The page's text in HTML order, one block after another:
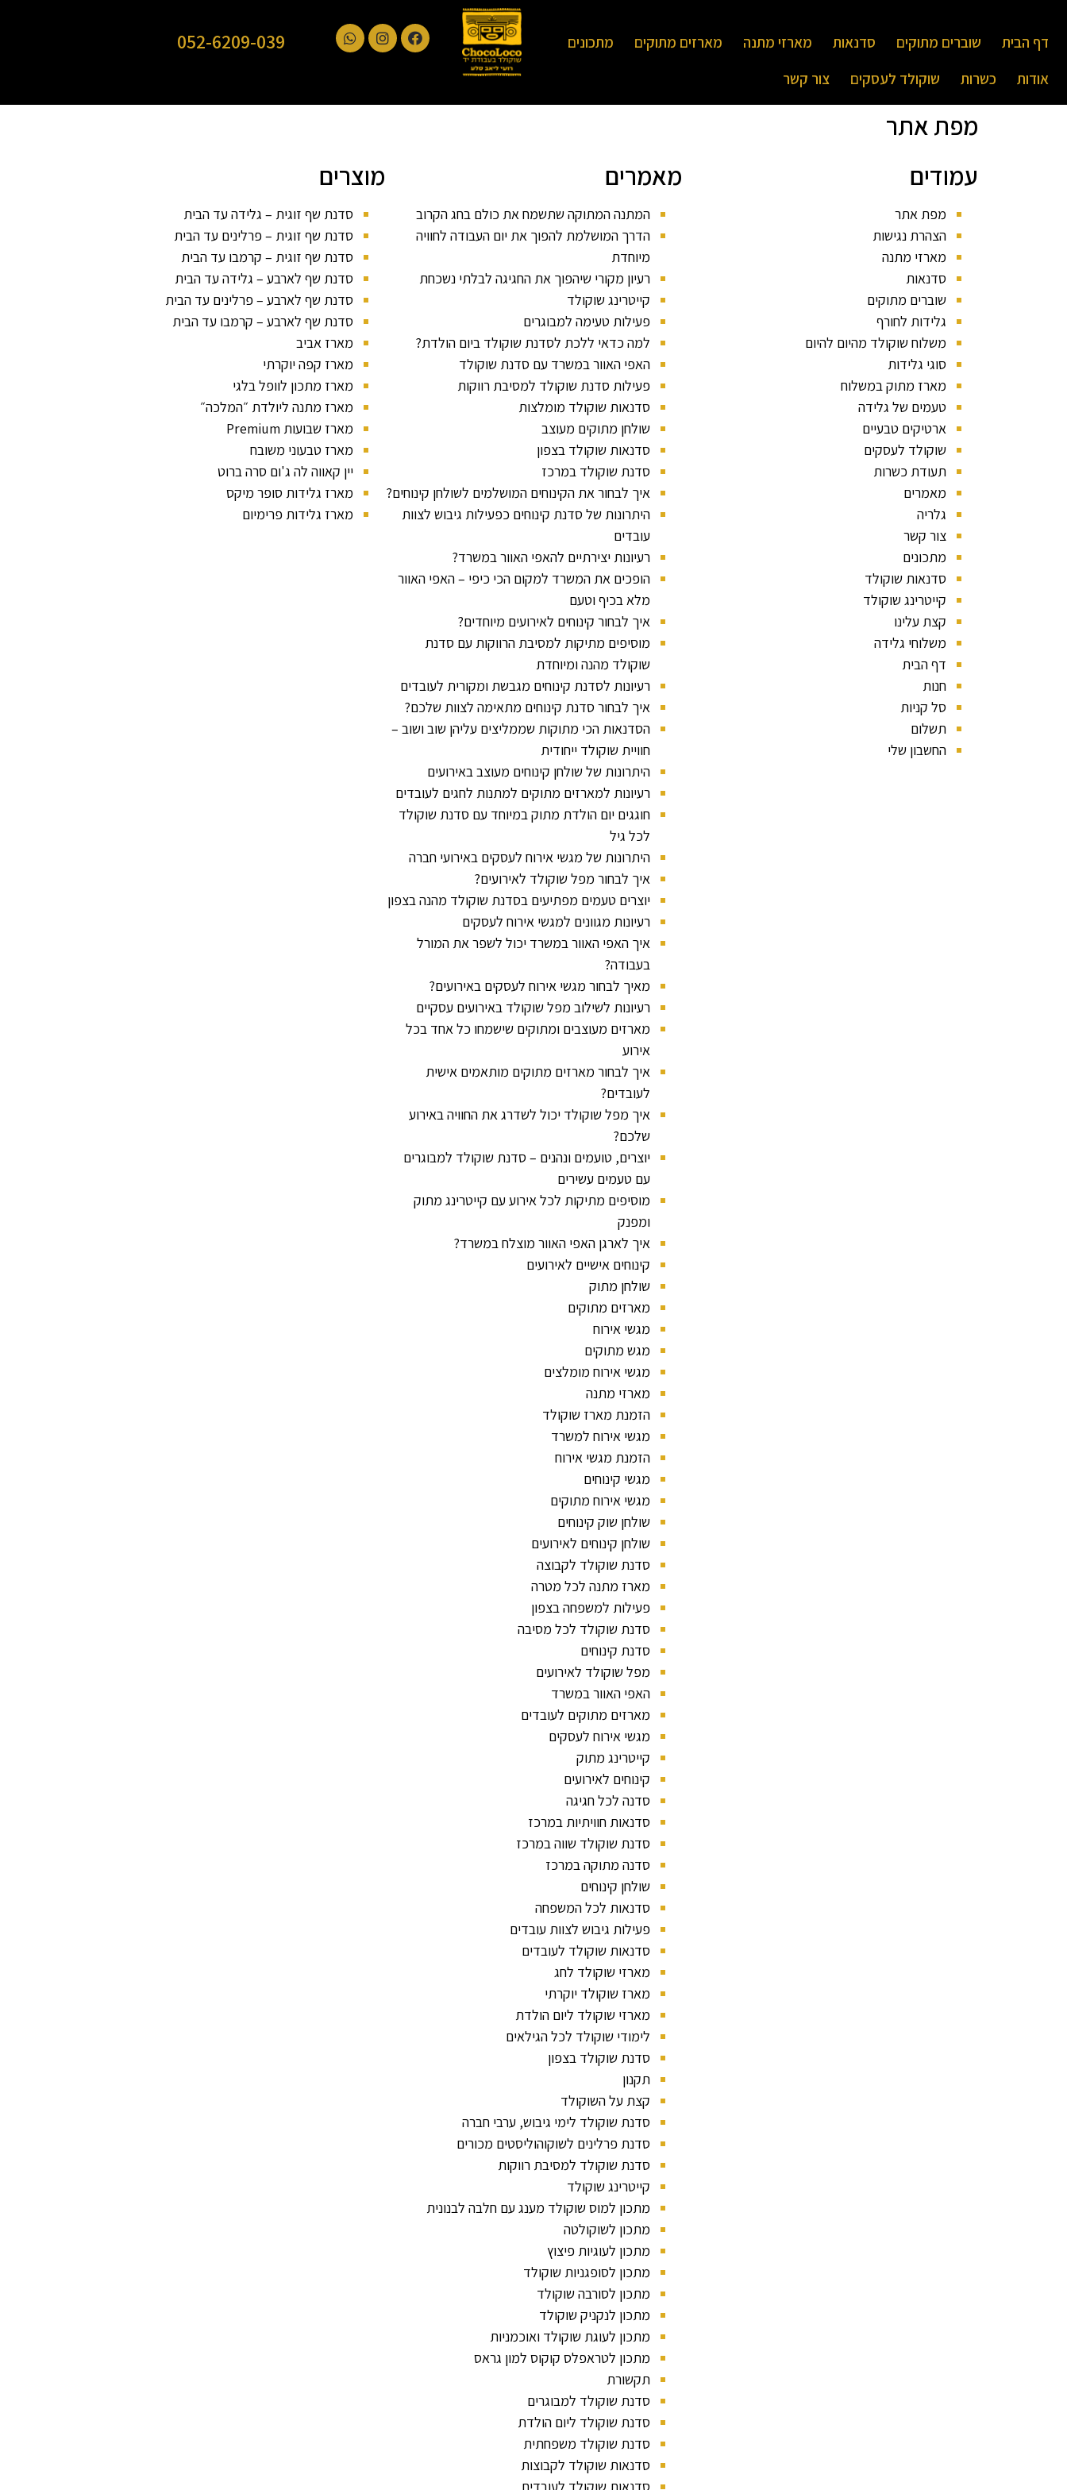
דף הבית שוברים מתוקים סדנאות מארזי מתנה מארזים מתוקים
מתכונים
אודות
כשרות שוקולד לעסקים צור קשר
052-6209-039
מפת אתר
עמודים
מפת אתר
הצהרת נגישות
מארזי מתנה
סדנאות
שוברים מתוקים
גלידות לחורף
משלוח שוקולד מהיום להיום
סוגי גלידות
מארז מתוק במשלוח
טעמים של גלידה
ארטיקים טבעיים
שוקולד לעסקים
תעודת כשרות
מאמרים
גלריה
צור קשר
מתכונים
סדנאות שוקולד
קייטרינג שוקולד
קצת עלינו
משלוחי גלידה
דף הבית
חנות
סל קניות
תשלום
החשבון שלי
מאמרים
המתנה המתוקה שתשמח את כולם בחג הקרוב
הדרך המושלמת להפוך את יום העבודה לחוויה
מיוחדת
רעיון מקורי שיהפוך את החגיגה לבלתי נשכחת
קייטרינג שוקולד
פעילות טעימה למבוגרים
למה כדאי ללכת לסדנת שוקולד ביום הולדת?
האפי האוור במשרד עם סדנת שוקולד
פעילות סדנת שוקולד למסיבת רווקות
סדנאות שוקולד מומלצות
שולחן מתוקים מעוצב
סדנאות שוקולד בצפון
סדנת שוקולד במרכז
איך לבחור את הקינוחים המושלמים לשולחן קינוחים?
היתרונות של סדנת קינוחים כפעילות גיבוש לצוות
עובדים
רעיונות יצירתיים להאפי האוור במשרד?
הופכים את המשרד למקום הכי כיפי – האפי האוור
מלא בכיף וטעם
איך לבחור קינוחים לאירועים מיוחדים?
מוסיפים מתיקות למסיבת הרווקות עם סדנת
שוקולד מהנה ומיוחדת
רעיונות לסדנת קינוחים מגבשת ומקורית לעובדים
איך לבחור סדנת קינוחים מתאימה לצוות שלכם?
הסדנאות הכי מתוקות שממליצים עליהן שוב ושוב –
חוויית שוקולד ייחודית
היתרונות של שולחן קינוחים מעוצב באירועים
רעיונות למארזים מתוקים למתנות לחגים לעובדים
חוגגים יום הולדת מתוק במיוחד עם סדנת שוקולד
לכל גיל
היתרונות של מגשי אירוח לעסקים באירועי חברה
איך לבחור מפל שוקולד לאירועים?
יוצרים טעמים מפתיעים בסדנת שוקולד מהנה בצפון
רעיונות מגוונים למגשי אירוח לעסקים
איך האפי האוור במשרד יכול לשפר את המורל
בעבודה?
מאיך לבחור מגשי אירוח לעסקים באירועים?
רעיונות לשילוב מפל שוקולד באירועים עסקיים
מארזים מעוצבים ומתוקים שישמחו כל אחד בכל
אירוע
איך לבחור מארזים מתוקים מותאמים אישית
לעובדים?
איך מפל שוקולד יכול לשדרג את החוויה באירוע
שלכם?
יוצרים, טועמים ונהנים – סדנת שוקולד למבוגרים
עם טעמים עשירים
מוסיפים מתיקות לכל אירוע עם קייטרינג מתוק
ומפנק
איך לארגן האפי האוור מוצלח במשרד?
קינוחים אישיים לאירועים
שולחן מתוק ​
מארזים מתוקים
מגשי אירוח
מגש מתוקים
מגשי אירוח מומלצים
מארזי מתנה
הזמנת מארז שוקולד
מגשי אירוח למשרד
הזמנת מגשי אירוח
מגשי קינוחים
מגשי אירוח מתוקים
שולחן שוק קינוחים
שולחן קינוחים לאירועים
סדנת שוקולד לקבוצה
מארז מתנה לכל מטרה
פעילות למשפחה בצפון
סדנת שוקולד לכל מסיבה
סדנת קינוחים
מפל שוקולד לאירועים
האפי האוור במשרד
מארזים מתוקים לעובדים
מגשי אירוח לעסקים
קייטרינג מתוק
קינוחים לאירועים
סדנה לכל חגיגה
סדנאות חוויתיות במרכז
סדנת שוקולד שווה במרכז
סדנה מתוקה במרכז
שולחן קינוחים
סדנאות לכל המשפחה
פעילות גיבוש לצוות עובדים
סדנאות שוקולד לעובדים
מארזי שוקולד לחג
מארז שוקולד יוקרתי
מארזי שוקולד ליום הולדת
לימודי שוקולד לכל הגילאים
סדנת שוקולד בצפון
תקנון
קצת על השוקולד
סדנת שוקולד לימי גיבוש, ערבי חברה
סדנת פרלינים לשוקוהוליסטים מכורים
סדנת שוקולד למסיבת רווקות
קייטרינג שוקולד
מתכון למוס שוקולד מענג עם חלבה לבנונית
מתכון לשוקולטה
מתכון לעוגיות פיצוץ
מתכון לסופגניות שוקולד
מתכון לסורבה שוקולד
מתכון לנקניק שוקולד
מתכון לעוגת שוקולד ואוכמניות
מתכון לטראפלס קוקוס למון גראס
תקשורת
סדנת שוקולד למבוגרים
סדנת שוקולד ליום הולדת
סדנת שוקולד משפחתית
סדנאות שוקולד לקבוצות
מוצרים
סדנת שף זוגית – גלידה עד הבית
סדנת שף זוגית – פרלינים עד הבית
סדנת שף זוגית – קרמבו עד הבית
סדנת שף לארבע – גלידה עד הבית
סדנת שף לארבע – פרלינים עד הבית
סדנת שף לארבע – קרמבו עד הבית
מארז אביב
מארז קפה יוקרתי
מארז מתכון לוופל בלגי
מארז מתנה ליולדת ״המלכה״
מארז שבועות Premium
מארז טבעוני משובח
יין קאווה לה ג'ום סרה ברוט
מארז גלידות סופר מיקס
מארז גלידות פרימיום